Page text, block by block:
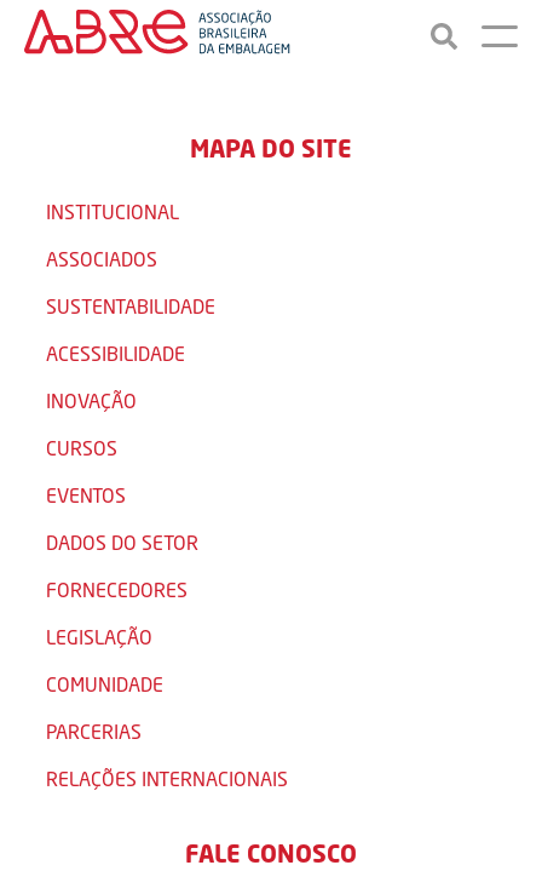
MAPA DO SITE
INSTITUCIONAL
ASSOCIADOS
SUSTENTABILIDADE
ACESSIBILIDADE
INOVAÇÃO
CURSOS
EVENTOS
DADOS DO SETOR
FORNECEDORES
LEGISLAÇÃO
COMUNIDADE
PARCERIAS
RELAÇÕES INTERNACIONAIS
FALE CONOSCO